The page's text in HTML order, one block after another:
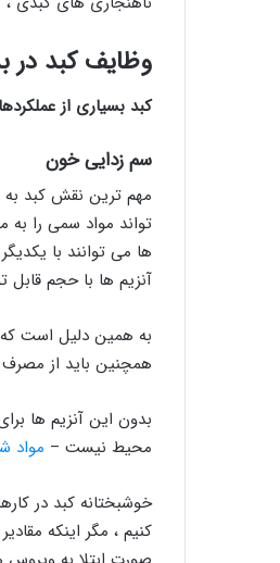
وظایف کبد در
کبد بسیاری از
سم زدایی خون
مهم ترین نقش کبد
تواند مواد سمی را
ها می توانند با
آنزیم ها با حجم
به همین دلیل است
همچنین باید از مصرف
بدون این آنزیم ها
محیط نیست – مواد
خوشبختانه کبد در
کنیم ، مگر اینکه